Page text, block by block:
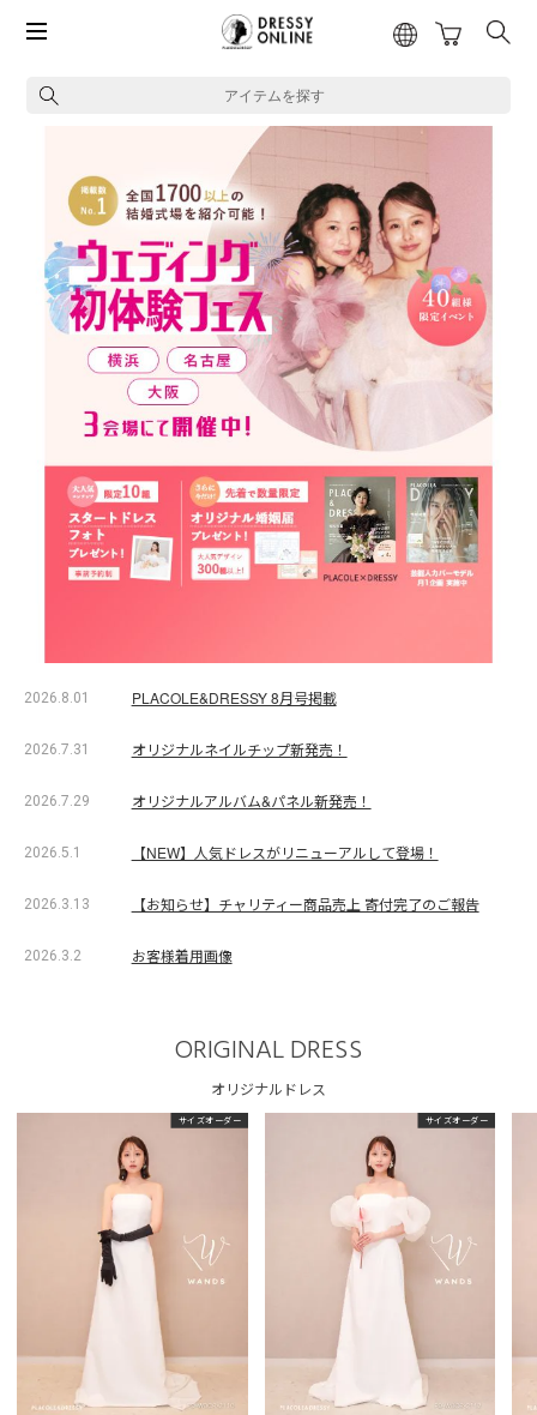
アイテムを探す
2026.8.01 PLACOLE&DRESSY 8月号掲載
2026.7.31 オリジナルネイルチップ新発売！
2026.7.29 オリジナルアルバム&パネル新発売！
2026.5.1 【NEW】人気ドレスがリニューアルして登場！
2026.3.13 【お知らせ】チャリティー商品売上 寄付完了のご報告
2026.3.2 お客様着用画像
ORIGINAL DRESS
オリジナルドレス
サイズオーダー サイズオーダー